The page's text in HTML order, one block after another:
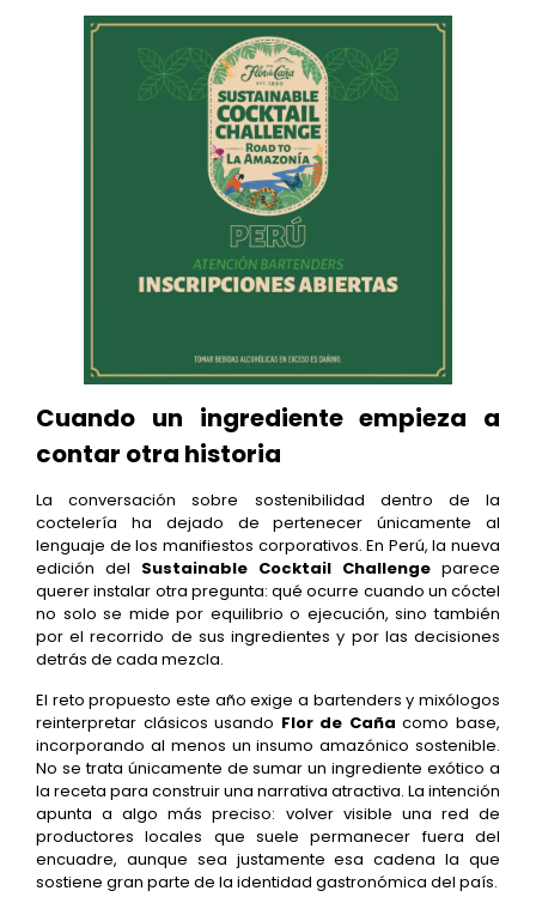
Cuando un ingrediente empieza a
contar otra historia
La conversación sobre sostenibilidad dentro de la
coctelería ha dejado de pertenecer únicamente al
lenguaje de los manifiestos corporativos. En Perú, la nueva
edición del Sustainable Cocktail Challenge parece
querer instalar otra pregunta: qué ocurre cuando un cóctel
no solo se mide por equilibrio o ejecución, sino también
por el recorrido de sus ingredientes y por las decisiones
detrás de cada mezcla.
El reto propuesto este año exige a bartenders y mixólogos
reinterpretar clásicos usando Flor de Caña como base,
incorporando al menos un insumo amazónico sostenible.
No se trata únicamente de sumar un ingrediente exótico a
la receta para construir una narrativa atractiva. La intención
apunta a algo más preciso: volver visible una red de
productores locales que suele permanecer fuera del
encuadre, aunque sea justamente esa cadena la que
sostiene gran parte de la identidad gastronómica del país.